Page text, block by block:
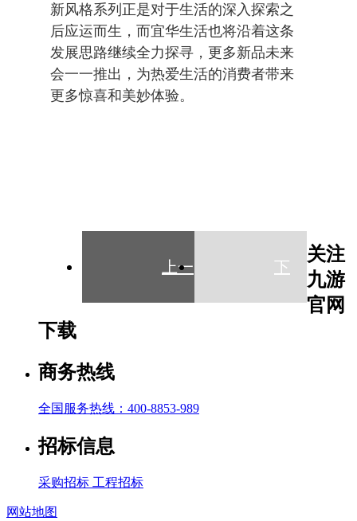
新风格系列正是对于生活的深入探索之
后应运而生，而宜华生活也将沿着这条
发展思路继续全力探寻，更多新品未来
会一一推出，为热爱生活的消费者带来
更多惊喜和美妙体验。
上一 下
关注
九游
官网
下载
商务热线
全国服务热线：400-8853-989
招标信息
采购招标 工程招标
网站地图